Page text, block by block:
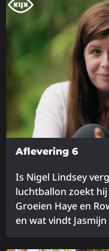
over
Aflevering 6
Is Nigel Lindsey
luchtballon zoekt
Groeien Haye en
en wat vindt Jasmijn